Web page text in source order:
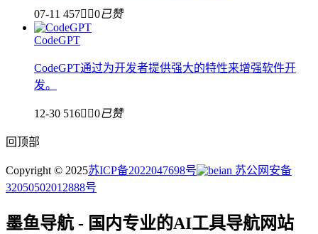
07-11 457 0已赞
CodeGPT
CodeGPT通过为开发者提供强大的特性来增强软件开
发。
12-30 516 0已赞
回顶部
Copyright © 2025苏ICP备2022047698号
苏公网安备
32050502012888号
墨鱼导航 - 国内专业的AI工具导航网站